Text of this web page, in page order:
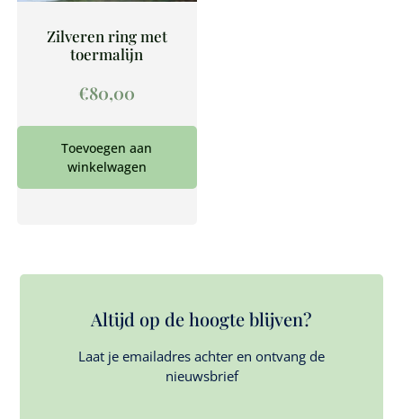
Zilveren ring met
toermalijn
€80,00
Toevoegen aan
winkelwagen
Altijd op de hoogte blijven?
Laat je emailadres achter en ontvang de
nieuwsbrief